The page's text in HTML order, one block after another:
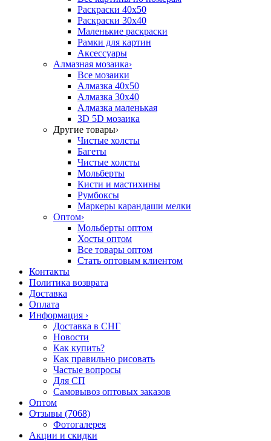
Раскраски 40х50
Раскраски 30х40
Маленькие раскраски
Рамки для картин
Аксессуары
Алмазная мозаика›
Все мозаики
Алмазка 40х50
Алмазка 30х40
Алмазка маленькая
3D 5D мозаика
Другие товары›
Чистые холсты
Багеты
Чистые холсты
Мольберты
Кисти и мастихины
Румбоксы
Маркеры карандаши мелки
Оптом›
Мольберты оптом
Хосты оптом
Все товары оптом
Стать оптовым клиентом
Контакты
Политика возврата
Доставка
Оплата
Информация ›
Доставка в СНГ
Новости
Как купить?
Как правильно рисовать
Частые вопросы
Для СП
Самовывоз оптовых заказов
Оптом
Отзывы (7068)
Фотогалерея
Акции и скидки